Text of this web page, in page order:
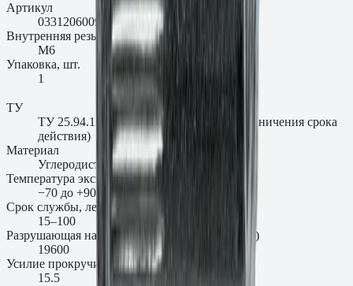
Артикул
0331206009AM
Внутренняя резьба, мм
M6
Упаковка, шт.
1
ТУ
ТУ 25.94.12-003-00654724-2018 (без ограничения срока
действия)
Материал
Углеродистая сталь
Температура эксплуатации
−70 до +90 °C
Срок службы, лет
15–100
Разрушающая нагрузка на разрыв Np, H (мин.)
19600
Усилие прокручивания Ns, Нм (мин.)
15.5